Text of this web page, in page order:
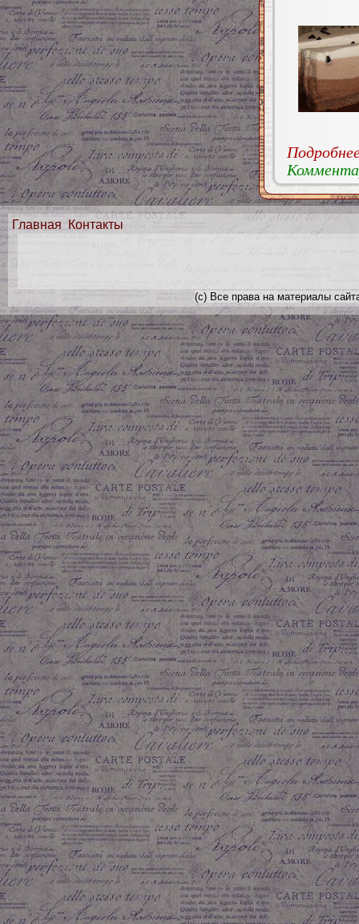
Главная Контакты
(с) Все права на материалы